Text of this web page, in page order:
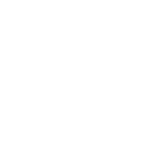
đáp thắc mắc và cung
một